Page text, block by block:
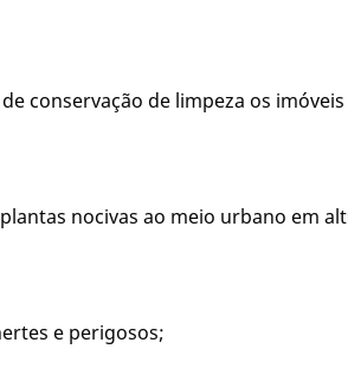
conservação de limpeza os
nocivas ao meio urbano em
e perigosos;